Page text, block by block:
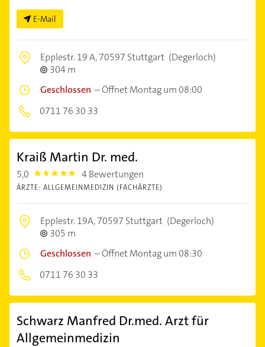
E-Mail
Epplestr. 19 A,70597 Stuttgart (Degerloch)
304 m
Geschlossen –Öffnet Montag um 08:00
0711 76 30 33
Kraiß Martin Dr. med.
5,0 5.0 4 Bewertungen
ÄRZTE: ALLGEMEINMEDIZIN (FACHÄRZTE)
Epplestr. 19A,70597 Stuttgart (Degerloch)
305 m
Geschlossen –Öffnet Montag um 08:30
0711 76 30 33
Schwarz Manfred Dr.med. Arzt für
Allgemeinmedizin